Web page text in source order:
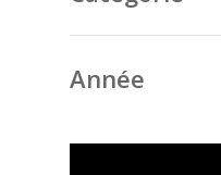
Année